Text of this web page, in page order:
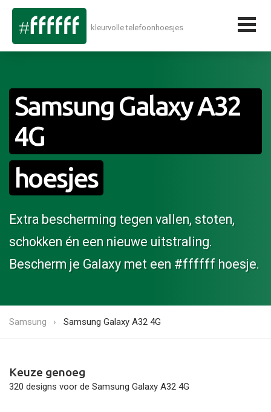
kleurvolle telefoonhoesjes
Samsung Galaxy A32
4G
hoesjes
Extra bescherming tegen vallen, stoten,
schokken én een nieuwe uitstraling.
Bescherm je Galaxy met een #ffffff hoesje.
Samsung Samsung Galaxy A32 4G
Keuze genoeg
320 designs voor de Samsung Galaxy A32 4G